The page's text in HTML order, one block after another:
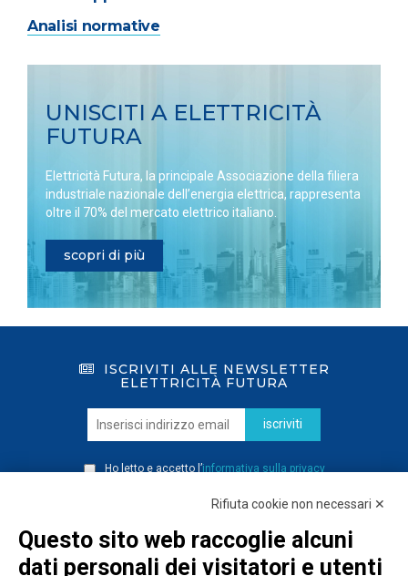
Analisi normative
UNISCITI A ELETTRICITÀ
FUTURA
Elettricità Futura, la principale Associazione della filiera
industriale nazionale dell’energia elettrica, rappresenta
oltre il 70% del mercato elettrico italiano.
scopri di più
ISCRIVITI ALLE NEWSLETTER
ELETTRICITÀ FUTURA
iscriviti
Ho letto e accetto l’informativa sulla privacy
Rifiuta cookie non necessari ✕
Questo sito web raccoglie alcuni
dati personali dei visitatori e utenti